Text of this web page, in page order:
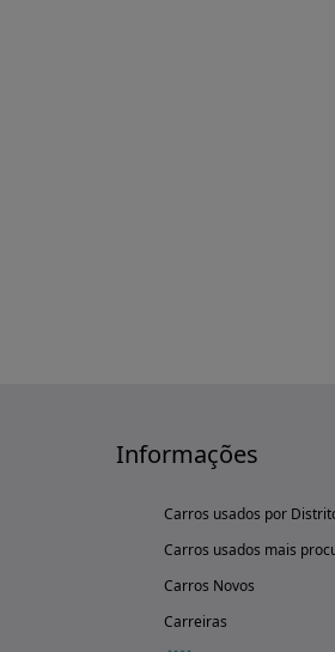
Informações
Carros usados por
Carros usados mais
Carros Novos
Carreiras